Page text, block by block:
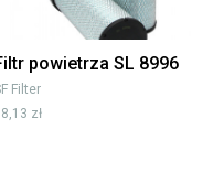
powietrza SL 8996
Filter
zł